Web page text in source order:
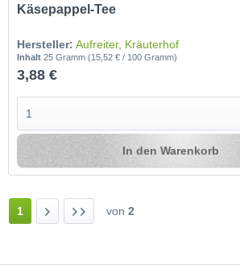
Käsepappel-Tee
Hersteller: Aufreiter, Kräuterhof
Inhalt25 Gramm(15,52 € / 100 Gramm)
3,88 €
In den Warenkorb
1 von 2